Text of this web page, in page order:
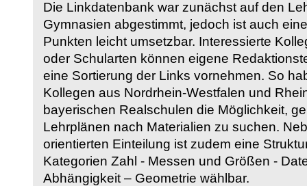
Die Linkdatenbank war zunächst auf den
Gymnasien abgestimmt, jedoch ist auch
Punkten leicht umsetzbar. Interessierte
oder Schularten können eigene
eine Sortierung der Links vornehmen. So
Kollegen aus Nordrhein-Westfalen und
bayerischen Realschulen die Möglichkeit,
Lehrplänen nach Materialien zu suchen.
orientierten Einteilung ist zudem eine
Kategorien Zahl - Messen und Größen -
Abhängigkeit – Geometrie wählbar.